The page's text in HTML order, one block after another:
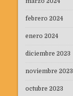
febrero 2024
enero 2024
diciembre 2023
noviembre 2023
octubre 2023